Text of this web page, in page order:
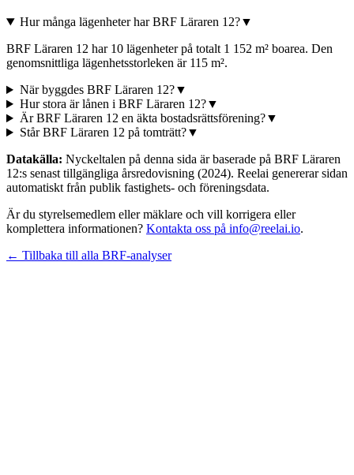
Hur många lägenheter har BRF Läraren 12?▼
BRF Läraren 12 har 10 lägenheter på totalt 1 152 m² boarea. Den
genomsnittliga lägenhetsstorleken är 115 m².
När byggdes BRF Läraren 12?▼
Hur stora är lånen i BRF Läraren 12?▼
Är BRF Läraren 12 en äkta bostadsrättsförening?▼
Står BRF Läraren 12 på tomträtt?▼
Datakälla: Nyckeltalen på denna sida är baserade på BRF Läraren
12:s senast tillgängliga årsredovisning (2024). Reelai genererar sidan
automatiskt från publik fastighets- och föreningsdata.
Är du styrelsemedlem eller mäklare och vill korrigera eller
komplettera informationen? Kontakta oss på info@reelai.io.
← Tillbaka till alla BRF-analyser